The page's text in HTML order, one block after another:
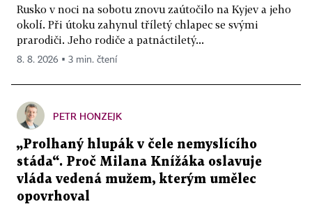
Rusko v noci na sobotu znovu zaútočilo na Kyjev a jeho
okolí. Při útoku zahynul tříletý chlapec se svými
prarodiči. Jeho rodiče a patnáctiletý...
8. 8. 2026 ▪ 3 min. čtení
PETR HONZEJK
„Prolhaný hlupák v čele nemyslícího
stáda“. Proč Milana Knížáka oslavuje
vláda vedená mužem, kterým umělec
opovrhoval